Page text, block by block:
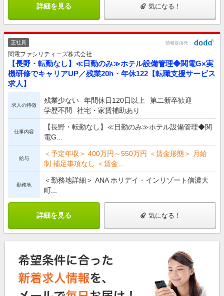
詳細を見る 気になる！
正社員 情報提供元
関電ファシリティーズ株式会社
【長野・転勤なし】≪日勤のみ≫ホテル設備管理◆関電G×実
機研修でキャリアUP／残業20h・年休122【転職支援サービス
求人】
求人の特徴
残業少ない 年間休日120日以上
第二新卒歓迎
学歴不問
社宅・家賃補助あり
仕事内容
【長野・転勤なし】≪日勤のみ≫ホテル設備管理◆関
電G...
給与
＜予定年収＞ 400万円～550万円 ＜賃金形態＞ 月給
制 補足事項なし ＜賃金...
勤務地
＜勤務地詳細＞ ANA ホリデイ・インリゾート信濃大
町...
詳細を見る 気になる！